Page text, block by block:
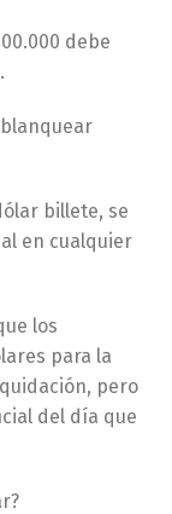
debe
blanquear
billete, se
en cualquier
los
para la
pero
del día que